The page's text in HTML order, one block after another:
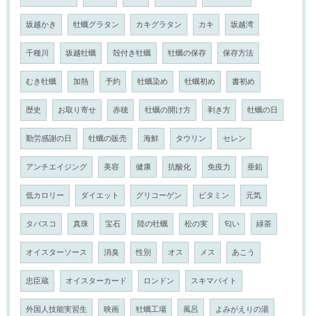
坂越かき 牡蠣グラタン カキグラタン カキ 坂越湾
千種川 坂越牡蠣 殻付き牡蠣 牡蠣の保存 保存方法
むき牡蠣 加熱 予約 牡蠣染め 牡蠣初め 書初め
歴史 お取り寄せ 赤穂 牡蠣の開け方 剥き方 牡蠣の日
勤労感謝の日 牡蠣の販売 海鮮 タウリン セレン
アンチエイジング 美容 健康 抗酸化 免疫力 亜鉛
低カロリー ダイエット グリコーゲン ビタミン 元気
タバスコ 真珠 宝石 陸の牡蠣 松の実 匂い 緑茶
オイスターソース 消臭 性別 オス メス あこう
忠臣蔵 オイスターカード ロンドン スキマバイト
外国人技能実習生 映画 牡蠣工場 風呂 よみがえりの湯